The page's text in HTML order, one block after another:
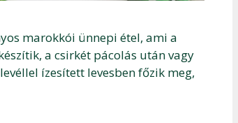
marokkói ünnepi étel, ami a
a csirkét pácolás után vagy
ízesített levesben főzik meg,